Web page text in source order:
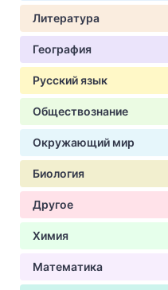
Литература
География
Русский язык
Обществознание
Окружающий мир
Биология
Другое
Химия
Математика